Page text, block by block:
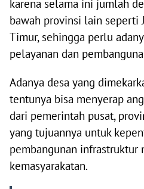
karena selama ini jumlah
bawah provinsi lain seperti
Timur, sehingga perlu
pelayanan dan
Adanya desa yang
tentunya bisa menyerap
dari pemerintah pusat,
yang tujuannya untuk
pembangunan infrastruktur
kemasyarakatan.